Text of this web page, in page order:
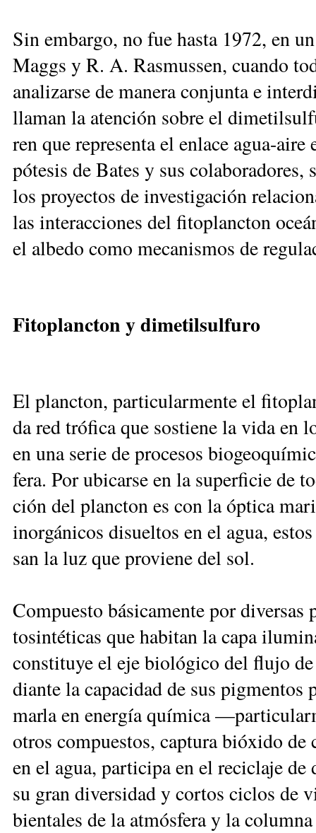
Sin em­bar­go, no fue has­ta 1972, en
Maggs y R. A. Ras­mus­sen, cuando
ana­li­zar­se de ma­ne­ra con­jun­ta e
lla­man la aten­ción so­bre el
ren que re­pre­sen­ta el en­lace agua-
pó­te­sis de Ba­tes y sus
los pro­yec­tos de in­ves­ti­ga­ción
las in­te­rac­cio­nes del fi­to­planc­ton
el al­be­do co­mo me­ca­nis­mos de
Fi­to­planc­ton y di­me­til­sul­fu­ro
El planc­ton, par­ti­cu­lar­men­te el
da red tró­fi­ca que sos­tie­ne la vi­da en
en una se­rie de pro­ce­sos
fe­ra. Por ubi­car­se en la su­per­fi­cie de
ción del planc­ton es con la óp­ti­ca
inor­gá­ni­cos di­suel­tos en el agua,
san la luz que pro­vie­ne del sol.
Com­pues­to bá­si­ca­men­te por
to­sin­té­ti­cas que ha­bi­tan la ca­pa
cons­ti­tu­ye el eje bio­ló­gi­co del flu­jo
dian­te la ca­pa­ci­dad de sus
mar­la en ener­gía quí­mi­ca
otros com­pues­tos, cap­tu­ra bió­xi­do
en el agua, par­ti­ci­pa en el re­ci­cla­je de
su gran di­ver­si­dad y cor­tos ci­clos de
bien­ta­les de la at­mós­fe­ra y la